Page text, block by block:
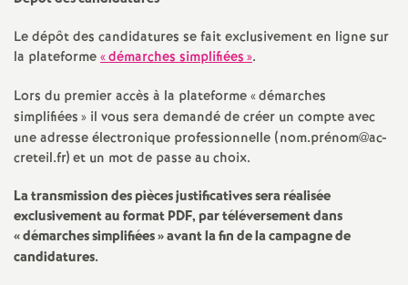
e
S
e
c
o
Le dépôt des candidatures se fait exclusivement en ligne sur
la plateforme«démarches simplifiées».
Lors du premier accès à la plateforme «démarches
simplifiées» il vous sera demandé de créer un compte avec
une adresse électronique professionnelle (nom.prénom@ac-
creteil.fr) et un mot de passe au choix.
La transmission des pièces justificatives sera réalisée
exclusivement au formatPDF, par téléversement dans
«démarches simplifiées» avant la fin de la campagne de
candidatures.